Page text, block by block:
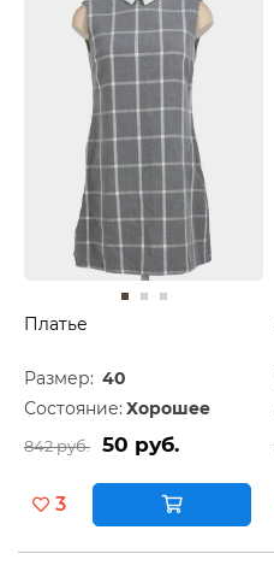
Платье
Размер: 40
Состояние: Хорошее
842 руб. 50 руб.
3